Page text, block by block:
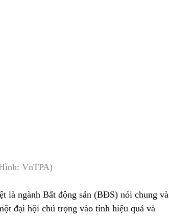
VnTPA)
là ngành Bất động sản (BĐS) nói chung và
đại hội chú trọng vào tính hiệu quả và